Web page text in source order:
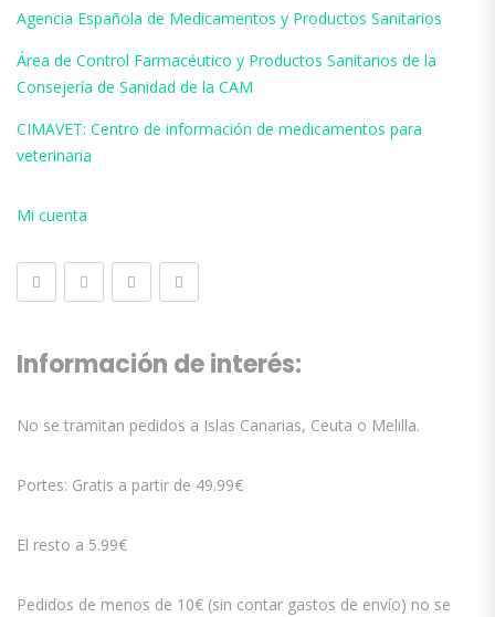
Agencia Española de Medicamentos y Productos Sanitarios
Área de Control Farmacéutico y Productos Sanitarios de la
Consejería de Sanidad de la CAM
CIMAVET: Centro de información de medicamentos para
veterinaria
Mi cuenta
Información de interés:
No se tramitan pedidos a Islas Canarias, Ceuta o Melilla.
Portes: Gratis a partir de 49.99€
El resto a 5.99€
Pedidos de menos de 10€ (sin contar gastos de envío) no se